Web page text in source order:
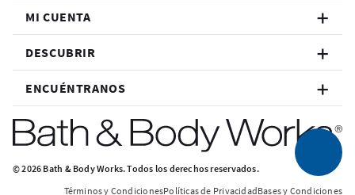
MI CUENTA
DESCUBRIR
ENCUÉNTRANOS
© 2026 Bath & Body Works. Todos los derechos reservados.
Términos y CondicionesPolíticas de PrivacidadBases y Condiciones